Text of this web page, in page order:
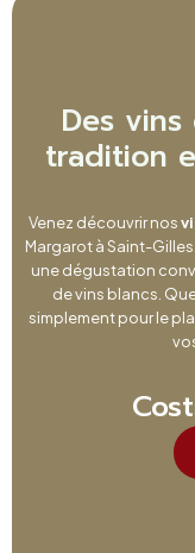
Des
tradition
Venez découvrir nos
Margarot à Saint-
une dégustation
de vins blancs.
simplement pour le